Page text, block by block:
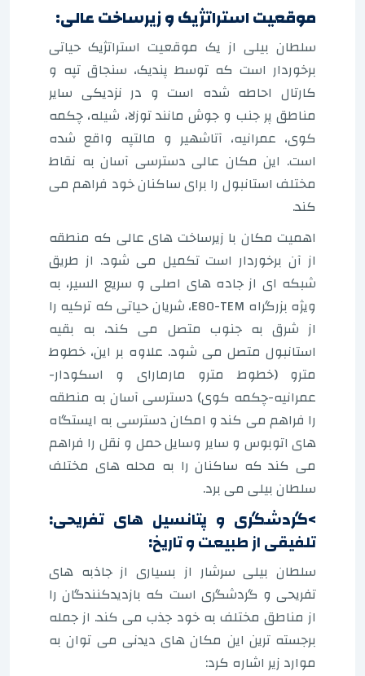
موقعیت استراتژیک و زیرساخت عالی:
سلطان بیلی از یک موقعیت استراتژیک حیاتی
برخوردار است که توسط پندیک، سنجاق تپه و
کارتال احاطه شده است و در نزدیکی سایر
مناطق پر جنب و جوش مانند توزلا، شیله، چکمه
کوی، عمرانیه، آتاشهیر و مالتپه واقع شده
است. این مکان عالی دسترسی آسان به نقاط
مختلف استانبول را برای ساکنان خود فراهم می
کند.
اهمیت مکان با زیرساخت های عالی که منطقه
از آن برخوردار است تکمیل می شود. از طریق
شبکه ای از جاده های اصلی و سریع السیر، به
ویژه بزرگراه E80-TEM، شریان حیاتی که ترکیه را
از شرق به جنوب متصل می کند، به بقیه
استانبول متصل می شود. علاوه بر این، خطوط
مترو (خطوط مترو مارمارای و اسکودار-
عمرانیه-چکمه کوی) دسترسی آسان به منطقه
را فراهم می کند و امکان دسترسی به ایستگاه
های اتوبوس و سایر وسایل حمل و نقل را فراهم
می کند که ساکنان را به محله های مختلف
سلطان بیلی می برد.
>گردشگری و پتانسیل های تفریحی:
تلفیقی از طبیعت و تاریخ:
سلطان بیلی سرشار از بسیاری از جاذبه های
تفریحی و گردشگری است که بازدیدکنندگان را
از مناطق مختلف به خود جذب می کند. از جمله
برجسته ترین این مکان های دیدنی می توان به
موارد زیر اشاره کرد: